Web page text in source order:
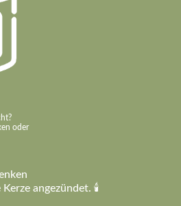
oder
angezündet. 🕯️